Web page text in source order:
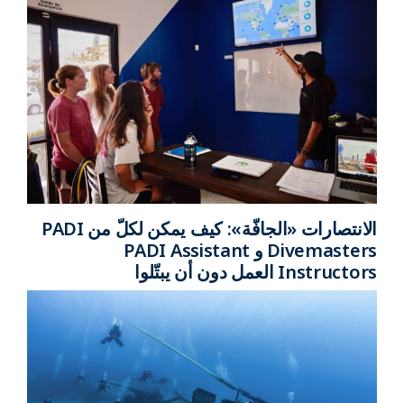
الانتصارات «الجافّة»: كيف يمكن لكلّ من PADI
Divemasters و PADI Assistant
Instructors العمل دون أن يبتّلوا